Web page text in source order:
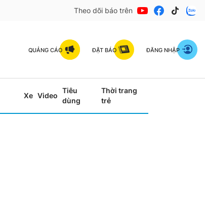
Theo dõi báo trên
QUẢNG CÁO ĐẶT BÁO ĐĂNG NHẬP
Xe Video
Tiêu
dùng
Thời trang
trẻ